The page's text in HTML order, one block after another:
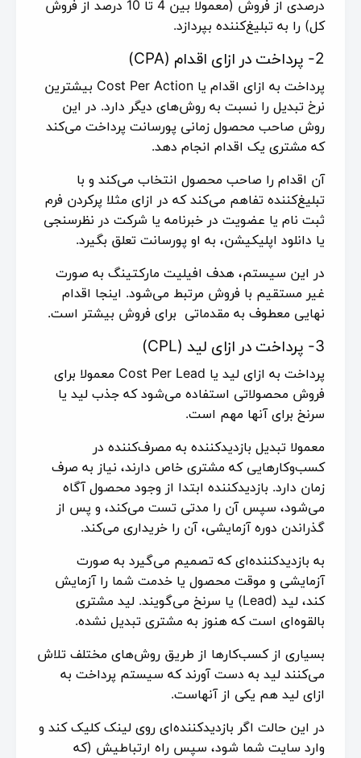
درصدی از فروش (معمولا بین 4 تا 10 درصد از فروش
کل) را به تبلیغ‌کننده بپردازد.
2- پرداخت در ازای اقدام (CPA)
پرداخت به ازای اقدام یا Cost Per Action بیشترین
نرخ تبدیل را نسبت به روش‌های دیگر دارد. در این
روش صاحب محصول زمانی پورسانت پرداخت می‌کند
که مشتری یک اقدام انجام دهد.
آن اقدام را صاحب محصول انتخاب می‌کند و با
تبلیغ‌کننده تفاهم می‌کند که در ازای مثلا پرکردن فرم
ثبت نام یا عضویت در خبرنامه یا شرکت در نظرسنجی
یا دانلود اپلیکیشن، به او پورسانت تعلق بگیرد.
در این سیستم، هدف افیلیت مارکتینگ به صورت
غیر مستقیم با فروش مرتبط می‌شود. اینجا اقدام
نهایی معطوف به مقدماتی برای فروش بیشتر است.
3- پرداخت در ازای لید (CPL)
پرداخت به ازای لید یا Cost Per Lead معمولا برای
فروش محصولاتی استفاده می‌شود که جذب لید یا
سرنخ برای آنها مهم است.
معمولا تبدیل بازدیدکننده به مصرف‌کننده در
کسب‌وکارهایی که مشتری خاص دارند، نیاز به صرف
زمان دارد. بازدیدکننده ابتدا از وجود محصول آگاه
می‌شود، سپس آن را مدتی تست می‌کند، و پس از
گذراندن دوره آزمایشی، آن را خریداری می‌کند.
به بازدیدکننده‌ای که تصمیم می‌گیرد به صورت
آزمایشی و موقت محصول یا خدمت شما را آزمایش
کند، لید (Lead) یا سرنخ می‌گویند. لید مشتری
بالقوه‌ای است که هنوز به مشتری تبدیل نشده.
بسیاری از کسب‌کارها از طریق روش‌های مختلف تلاش
می‌کنند لید به دست آورند که سیستم پرداخت به
ازای لید هم یکی از آنهاست.
در این حالت اگر بازدیدکننده‌ای روی لینک کلیک کند و
وارد سایت شما شود، سپس راه ارتباطیش (که